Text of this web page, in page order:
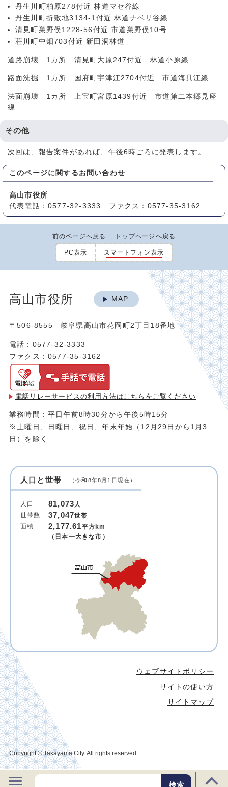
丹生川町柏原278付近 林道マセ谷線
丹生川町折敷地3134-1付近 林道ナベリ谷線
清見町巣野俣1228-56付近 市道巣野俣10号
荘川町中畑703付近 新田洞林道
道路崩壊 1カ所 清見町大原247付近 林道小原線
路面洗掘 1カ所 国府町宇津江2704付近 市道海具江線
法面崩壊 1カ所 上宝町宮原1439付近 市道第二本郷見座
線
その他
次回は、報告案件があれば、午後6時ごろに発表します。
このページに関する お問い合わせ
高山市役所
代表電話：0577-32-3333 ファクス：0577-35-3162
前のページへ戻る トップページへ戻る
PC表示 スマートフォン表示
高山市役所 MAP
〒506-8555 岐阜県高山市花岡町2丁目18番地
電話：0577-32-3333
ファクス：0577-35-3162
電話リレーサービスの利用方法は こちらをご覧ください
業務時間：平日午前8時30分から午後5時15分
※土曜日、日曜日、祝日、年末年始（12月29日から1月3
日）を除く
人口と世帯 （令和8年8月1日現在）
人口 81,073人
世帯数
37,047世帯
面積
2,177.61平方km
（日本一大きな市）
ウェブサイトポリシー
サイトの使い方
サイトマップ
Copyright © Takayama City. All rights reserved.